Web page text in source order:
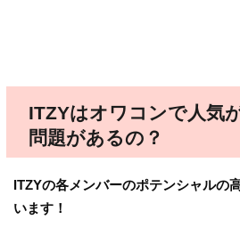
ITZYはオワコンで人気
問題があるの？
ITZYの各メンバーのポテンシャルの
います！